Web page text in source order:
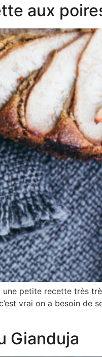
aux
une petite recette très
vrai on a besoin
Gianduja